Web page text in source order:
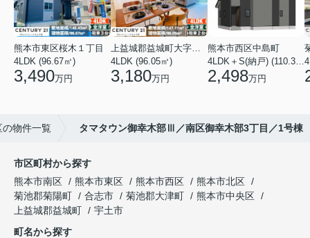
熊本市東区桜木１丁目
4LDK (96.67㎡)
3,490万円
4LDK (96.05㎡)
3,180万円
熊本市西区中島町
2,498万円
の物件一覧 タマタウン御幸木部Ⅲ／南区御幸木部3丁目／1号棟
市区町村から探す
熊本市南区
熊本市東区 熊本市西区
熊本市北区
菊池郡菊陽町
合志市 菊池郡大津町
熊本市中央区
上益城郡益城町
宇土市
町名から探す